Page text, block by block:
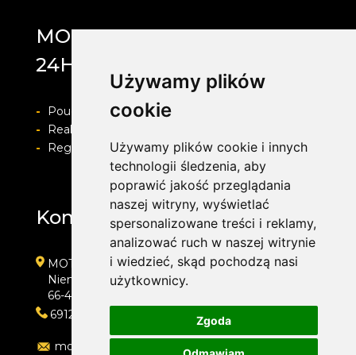
Używamy plików
cookie
Używamy plików cookie i innych
technologii śledzenia, aby
poprawić jakość przeglądania
naszej witryny, wyświetlać
spersonalizowane treści i reklamy,
analizować ruch w naszej witrynie
i wiedzieć, skąd pochodzą nasi
użytkownicy.
Zgoda
MOTOLAB WULKANIZACJA
24H
-
Pouczenie o prawie do odstapienia od umowy
-
Realizacja zamówienia i formy płatności
-
Regulamin i Polityka prywatności
Kontakt
MOTOLAB WULKANIZACJA 24H
Niemcewicza 39
66-400 Gorzów Wielkopolski
691204767
motolab@onet.pl